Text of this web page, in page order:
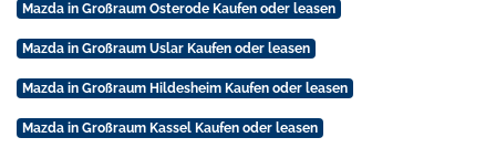
Mazda in Großraum Osterode Kaufen oder leasen
Mazda in Großraum Uslar Kaufen oder leasen
Mazda in Großraum Hildesheim Kaufen oder leasen
Mazda in Großraum Kassel Kaufen oder leasen